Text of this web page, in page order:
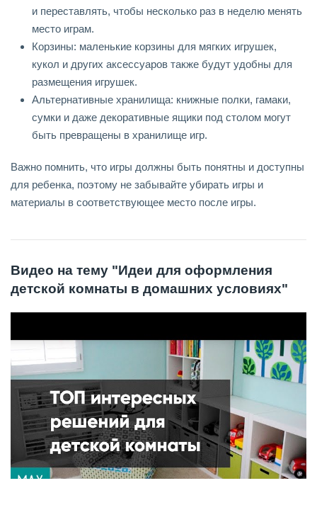
и переставлять, чтобы несколько раз в неделю менять
место играм.
Корзины: маленькие корзины для мягких игрушек,
кукол и других аксессуаров также будут удобны для
размещения игрушек.
Альтернативные хранилища: книжные полки, гамаки,
сумки и даже декоративные ящики под столом могут
быть превращены в хранилище игр.
Важно помнить, что игры должны быть понятны и доступны
для ребенка, поэтому не забывайте убирать игры и
материалы в соответствующее место после игры.
Видео на тему "Идеи для оформления
детской комнаты в домашних условиях"